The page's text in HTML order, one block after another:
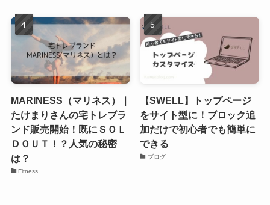
MARINESS（マリネス）｜
たけまりさんの宅トレブラ
ンド販売開始！既にＳＯＬ
ＤＯＵＴ！？人気の秘密
は？
Fitness
【SWELL】トップページ
をサイト型に！ブロック追
加だけで初心者でも簡単に
できる
ブログ